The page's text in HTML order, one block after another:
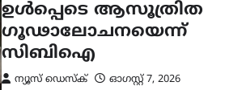
ഇസ്രായേൽ ഗാസയിൽ
ആക്രമണം തുടരുന്നത്
എന്തുകൊണ്ട്?
ന്യൂസ് ഡെസ്ക് ഓഗസ്റ്റ്‌ 6, 2026